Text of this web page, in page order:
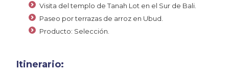
Visita del templo de Tanah Lot en el Sur de Bali.
Paseo por terrazas de arroz en Ubud.
Producto: Selección.
Itinerario: